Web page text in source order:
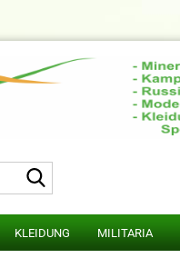
KLEIDUNG MILITARIA